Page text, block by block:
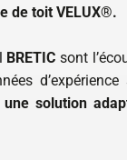
de toit VELUX®.
BRETIC sont
une solution